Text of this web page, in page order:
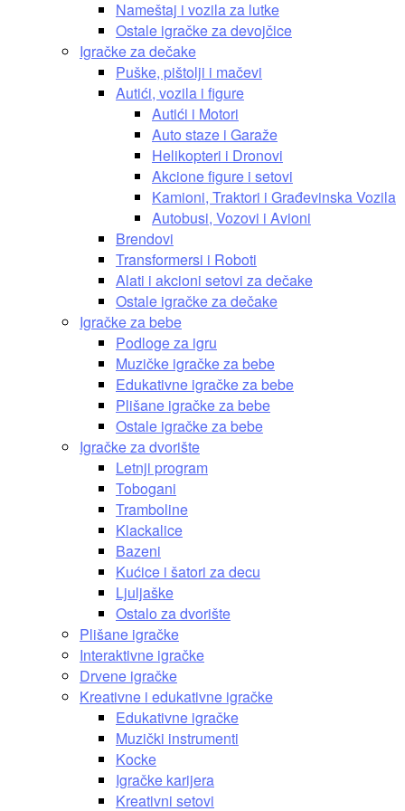
Nameštaj i vozila za lutke
Ostale igračke za devojčice
Igračke za dečake
Puške, pištolji i mačevi
Autići, vozila i figure
Autići i Motori
Auto staze i Garaže
Helikopteri i Dronovi
Akcione figure i setovi
Kamioni, Traktori i Građevinska Vozila
Autobusi, Vozovi i Avioni
Brendovi
Transformersi i Roboti
Alati i akcioni setovi za dečake
Ostale igračke za dečake
Igračke za bebe
Podloge za igru
Muzičke igračke za bebe
Edukativne igračke za bebe
Plišane igračke za bebe
Ostale igračke za bebe
Igračke za dvorište
Letnji program
Tobogani
Tramboline
Klackalice
Bazeni
Kućice i šatori za decu
Ljuljaške
Ostalo za dvorište
Plišane igračke
Interaktivne igračke
Drvene igračke
Kreativne i edukativne igračke
Edukativne igračke
Muzički instrumenti
Kocke
Igračke karijera
Kreativni setovi